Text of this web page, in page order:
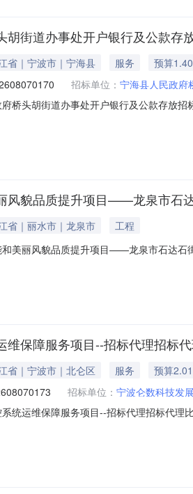
胡街道办事处开户银行及公款存
省｜宁波市｜宁海县 服务
预算
招标单位： 宁海县人民政府
桥头胡街道办事处开户银行及公款存放
：宁海县项目基本情况：项目总预算：
报价】方式
风貌品质提升项目——龙泉市石
省｜丽水市｜龙泉市
工程
和美丽风貌品质提升项目——龙泉市石达
完整如有疑问可在本公告发布起三日内
维保障服务项目--招标代理招标
省｜宁波市｜北仑区 服务
预算
招标单位： 宁波仑数科技发
统运维保障服务项目--招标代理招标代理
视频监控系统运维保障服务项目--招标代